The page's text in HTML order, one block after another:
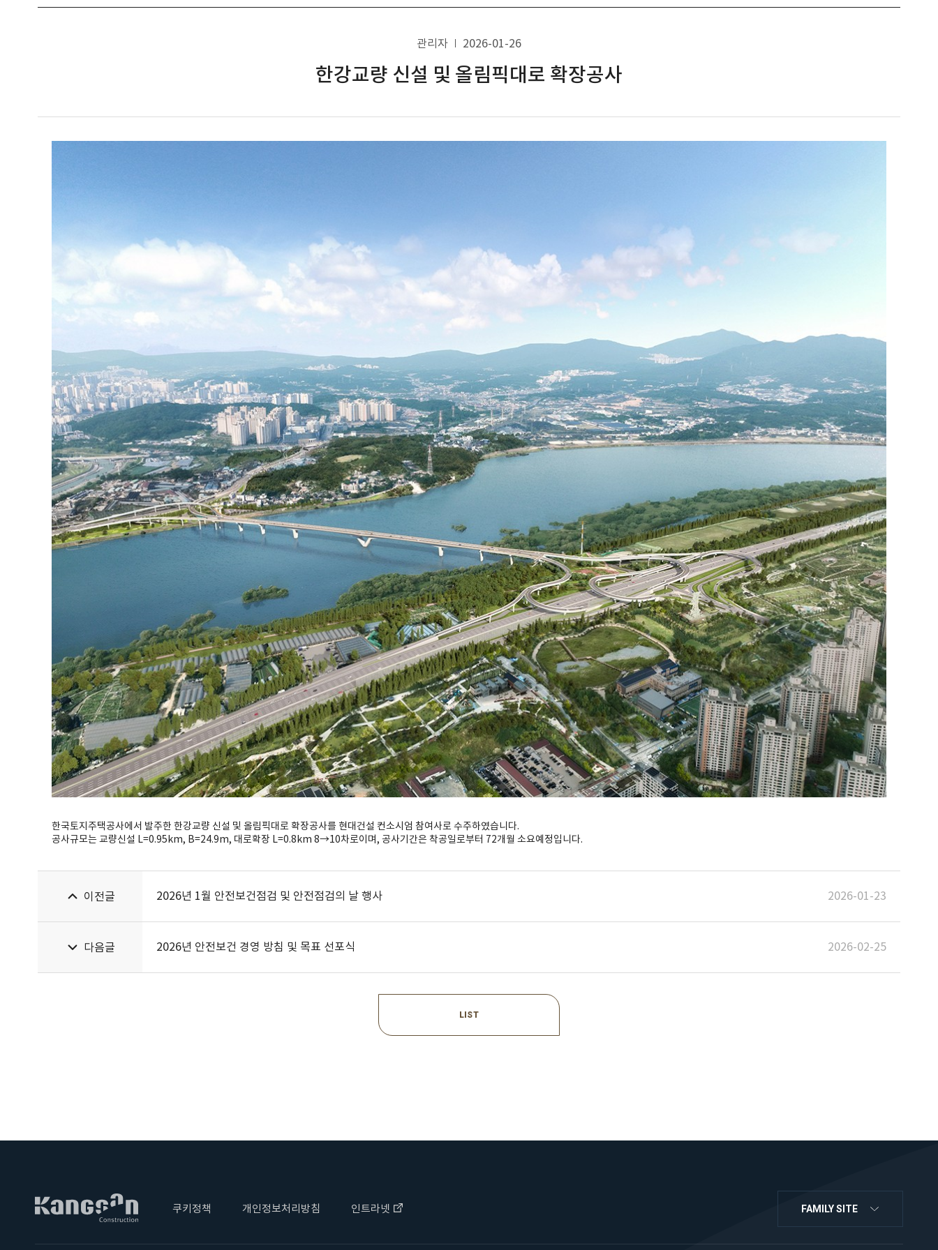
관리자 2026-01-26
한강교량 신설 및 올림픽대로 확장공사
한국토지주택공사에서 발주한 한강교량 신설 및 올림픽대로 확장공사를 현대건설 컨소시엄 참여사로 수주하였습니다.
공사규모는 교량신설 L=0.95km, B=24.9m, 대로확장 L=0.8km 8→10차로이며, 공사기간은 착공일로부터 72개월 소요예정입니다.
이전글 2026년 1월 안전보건점검 및 안전점검의 날 행사 2026-01-23
다음글 2026년 안전보건 경영 방침 및 목표 선포식 2026-02-25
LIST
FAMILY SITE
쿠키정책 개인정보처리방침 인트라넷